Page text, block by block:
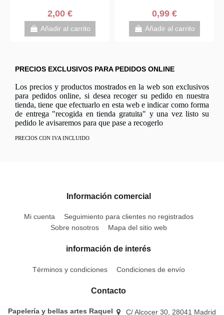
al carrito Añadir al carrito Añadir al
PRECIOS EXCLUSIVOS PARA PEDIDOS ONLINE
Los precios y productos mostrados en la web son exclusivos
para pedidos online, si desea recoger su pedido en nuestra
tienda, tiene que efectuarlo en esta web e indicar como forma
de entrega "recogida en tienda gratuita" y una vez listo su
pedido le avisaremos para que pase a recogerlo
PRECIOS CON IVA INCLUIDO
Información comercial
Mi cuenta
Seguimiento para clientes no registrados
Sobre nosotros
Mapa del sitio web
información de interés
Términos y condiciones Condiciones de envío
Contacto
Papelería y bellas artes Raquel C/ Alcocer 30, 28041 Madrid